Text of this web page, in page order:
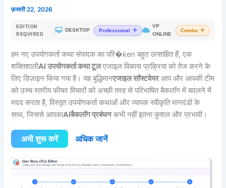
फ़रवरी 22, 2026
EDITION
REQUIRED
DESKTOP Professional
VP
ONLINE
Combo
हम नए उपयोगकर्ता कथा संपादक का परि�ken बहुत उत्साहित हैं, एक
शक्तिशालीAI उपयोगकर्ता कथा टूलएजाइल विकास प्रक्रिया को तेज करने के
लिए डिज़ाइन किया गया है। यह बुद्धिमानएजाइल सॉफ्टवेयरआप और आपकी टीम
को उच्च स्तरीय फीचर विचारों को अच्छी तरह से परिभाषित बैकलॉग में बदलने में
मदद करता है, विस्तृत उपयोगकर्ता कथाओं और व्यापक स्वीकृति मानदंडों के
साथ, जिससे आपकाAIबैकलॉग प्रबंधनकभी नहीं इतना कुशल और प्रभावी।
अभी शुरू करें अधिक जानें